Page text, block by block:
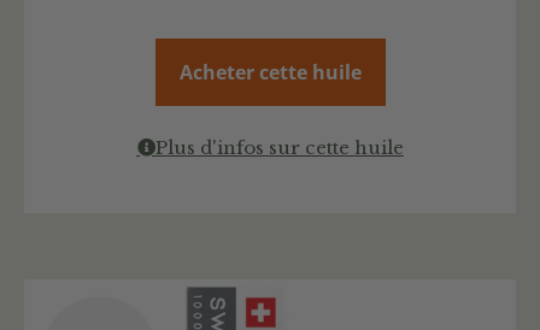
Acheter cette huile
Plus d'infos sur cette huile